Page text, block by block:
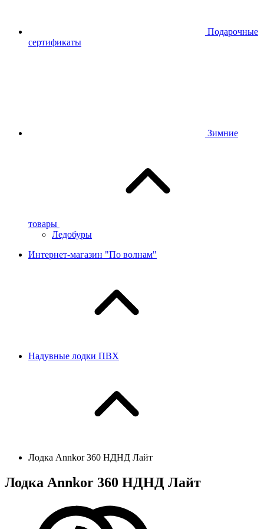
Подарочные
сертификаты
Зимние
товары
Ледобуры
Интернет-магазин "По волнам"
Надувные лодки ПВХ
Лодка Annkor 360 НДНД Лайт
Лодка Annkor 360 НДНД Лайт